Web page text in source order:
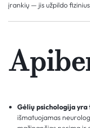
įrankių — jis užpildo
Gėlių psichologija yra
išmatuojamas